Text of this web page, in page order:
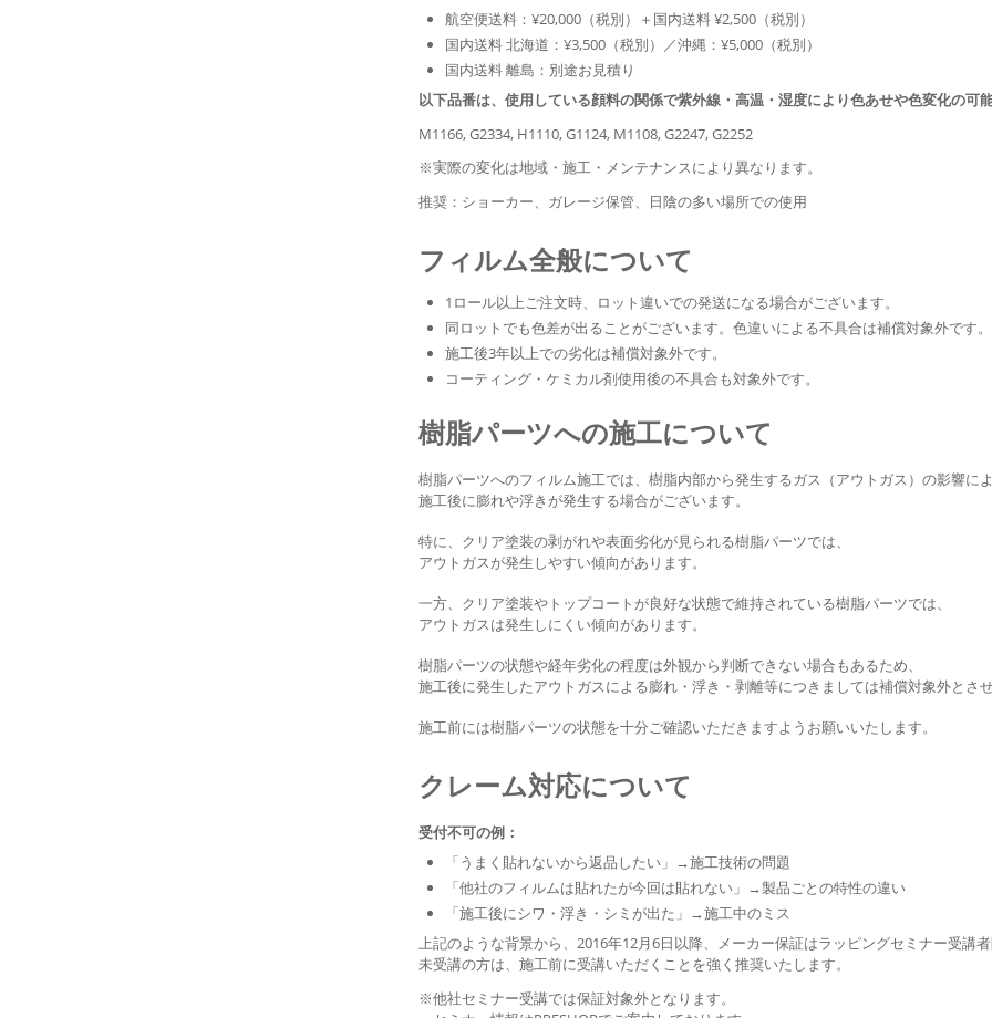
航空便送料：¥20,000（税別）＋国内送料 ¥2,500（税別）
国内送料 北海道：¥3,500（税別）／沖縄：¥5,000（税別）
国内送料 離島：別途お見積り
以下品番は、使用している顔料の関係で紫外線・高温・湿度により色あせや色変化の可
M1166, G2334, H1110, G1124, M1108, G2247, G2252
※実際の変化は地域・施工・メンテナンスにより異なります。
推奨：ショーカー、ガレージ保管、日陰の多い場所での使用
フィルム全般について
1ロール以上ご注文時、ロット違いでの発送になる場合がございます。
同ロットでも色差が出ることがございます。色違いによる不具合は補償対象外です。
施工後3年以上での劣化は補償対象外です。
コーティング・ケミカル剤使用後の不具合も対象外です。
樹脂パーツへの施工について
樹脂パーツへのフィルム施工では、樹脂内部から発生するガス（アウトガス）の影響によ
施工後に膨れや浮きが発生する場合がございます。
特に、クリア塗装の剥がれや表面劣化が見られる樹脂パーツでは、
アウトガスが発生しやすい傾向があります。
一方、クリア塗装やトップコートが良好な状態で維持されている樹脂パーツでは、
アウトガスは発生しにくい傾向があります。
樹脂パーツの状態や経年劣化の程度は外観から判断できない場合もあるため、
施工後に発生したアウトガスによる膨れ・浮き・剥離等につきましては補償対象外とさ
施工前には樹脂パーツの状態を十分ご確認いただきますようお願いいたします。
クレーム対応について
受付不可の例：
「うまく貼れないから返品したい」→施工技術の問題
「他社のフィルムは貼れたが今回は貼れない」→製品ごとの特性の違い
「施工後にシワ・浮き・シミが出た」→施工中のミス
上記のような背景から、2016年12月6日以降、メーカー保証はラッピングセミナー受講者
未受講の方は、施工前に受講いただくことを強く推奨いたします。
※他社セミナー受講では保証対象外となります。